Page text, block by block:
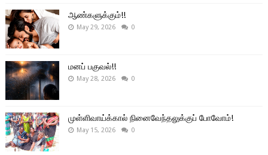
ஆண்களுக்கும்!!
May 29, 2026 0
மனப் பகுவல்!!
May 28, 2026 0
முள்ளிவாய்க்கால் நினைவேந்தலுக்குப் போவோம்!
May 15, 2026 0